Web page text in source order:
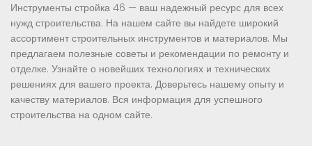
Инструменты стройка 46 — ваш надежный ресурс для всех
нужд строительства. На нашем сайте вы найдете широкий
ассортимент строительных инструментов и материалов. Мы
предлагаем полезные советы и рекомендации по ремонту и
отделке. Узнайте о новейших технологиях и технических
решениях для вашего проекта. Доверьтесь нашему опыту и
качеству материалов. Вся информация для успешного
строительства на одном сайте.